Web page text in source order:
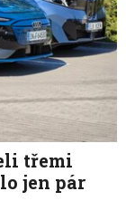
třemi
jen pár